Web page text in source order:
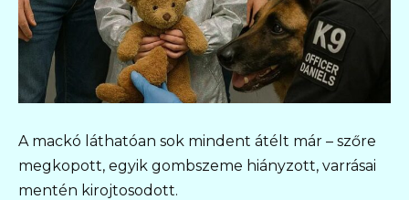
A mackó láthatóan sok mindent átélt már – szőre
megkopott, egyik gombszeme hiányzott, varrásai
mentén kirojtosodott.